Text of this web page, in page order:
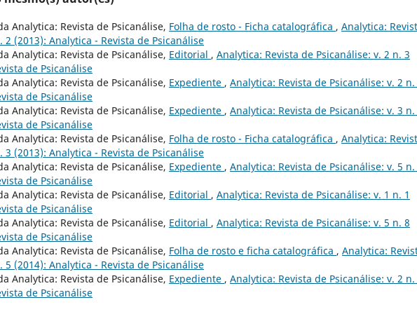
Analytica: Revista de Psicanálise, Folha de rosto - Ficha catalográfica , Analytica:
2 (2013): Analytica - Revista de Psicanálise
Analytica: Revista de Psicanálise, Editorial , Analytica: Revista de Psicanálise: v. 2 n. 3
de Psicanálise
Analytica: Revista de Psicanálise, Expediente , Analytica: Revista de Psicanálise: v. 2 n.
de Psicanálise
Analytica: Revista de Psicanálise, Expediente , Analytica: Revista de Psicanálise: v. 3 n.
de Psicanálise
Analytica: Revista de Psicanálise, Folha de rosto - Ficha catalográfica , Analytica:
3 (2013): Analytica - Revista de Psicanálise
Analytica: Revista de Psicanálise, Expediente , Analytica: Revista de Psicanálise: v. 5 n.
de Psicanálise
Analytica: Revista de Psicanálise, Editorial , Analytica: Revista de Psicanálise: v. 1 n. 1
de Psicanálise
Analytica: Revista de Psicanálise, Editorial , Analytica: Revista de Psicanálise: v. 5 n. 8
de Psicanálise
Analytica: Revista de Psicanálise, Folha de rosto e ficha catalográfica , Analytica:
5 (2014): Analytica - Revista de Psicanálise
Analytica: Revista de Psicanálise, Expediente , Analytica: Revista de Psicanálise: v. 2 n.
de Psicanálise